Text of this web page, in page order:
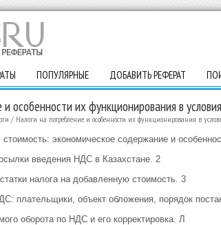
ПОПУЛЯРНЫЕ ДОБАВИТЬ РЕФЕРАТ
особенности их функционирования в
/ Налоги на потребление и особенности их функционирования в
экономическое содержание и
введения НДС в Казахстане. 2
налога на добавленную стоимость. 3
плательщики, объект обложения, порядок
оборота по НДС и его корректировка. Л